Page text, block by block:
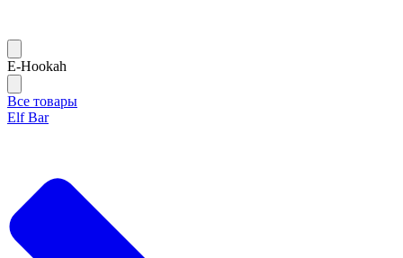
E-Hookah
Все товары
Elf Bar